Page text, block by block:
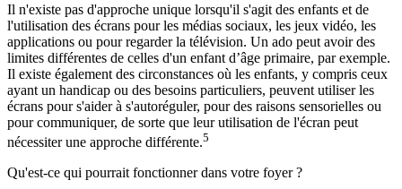
Il n'existe pas d'approche unique lorsqu'il s'agit des enfants et de
l'utilisation des écrans pour les médias sociaux, les jeux vidéo, les
applications ou pour regarder la télévision. Un ado peut avoir des
limites différentes de celles d'un enfant d’âge primaire, par exemple.
Il existe également des circonstances où les enfants, y compris ceux
ayant un handicap ou des besoins particuliers, peuvent utiliser les
écrans pour s'aider à s'autoréguler, pour des raisons sensorielles ou
pour communiquer, de sorte que leur utilisation de l'écran peut
nécessiter une approche différente.5
Qu'est-ce qui pourrait fonctionner dans votre foyer ?